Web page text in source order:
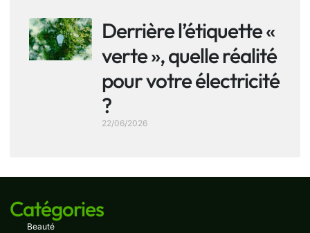
Derrière l’étiquette «
verte », quelle réalité
pour votre électricité
?
22/06/2026
Catégories
Beauté